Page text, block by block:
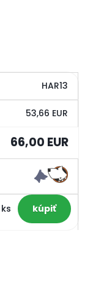
HAR13
53,66 EUR
66,00 EUR
ks